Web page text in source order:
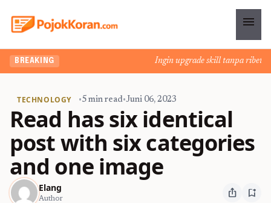
menu
BREAKING Ingin upgrade skill tanpa ribet?
TECHNOLOGY •5 min read•Juni 06, 2023
Read has six identical
post with six categories
and one image
Elang
Author ios_share bookmark_add